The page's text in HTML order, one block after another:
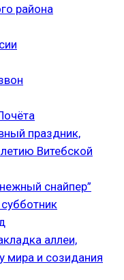
района
праздник,
Витебской
снайпер”
аллеи,
мира и созидания